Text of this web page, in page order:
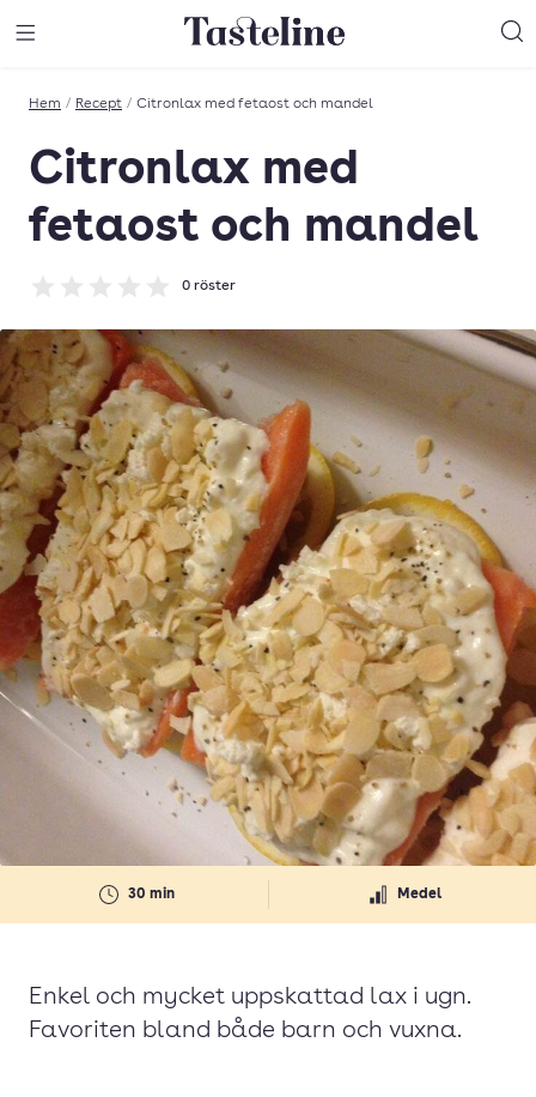
Till Tastelines startsida
Hem / Recept / Citronlax med fetaost och mandel
Citronlax med
fetaost och mandel
Betyg: 0 av 5
0 röster
30 min Medel
Enkel och mycket uppskattad lax i ugn.
Favoriten bland både barn och vuxna.